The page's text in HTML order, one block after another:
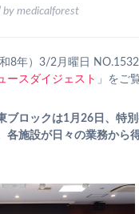
by medicalforest
8年）3/2月曜日 NO.1532
ースダイジェスト 」をご
ブロックは1月26日、特
各施設が日々の業務から